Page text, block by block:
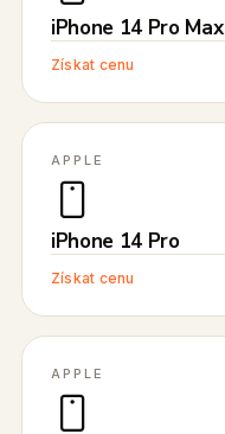
iPhone 14 Pro Max
Získat cenu
APPLE
iPhone 14 Pro
Získat cenu
APPLE